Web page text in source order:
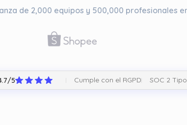
de 2,000 equipos y 500,000 profesionales
5 Cumple con el RGPD SOC 2